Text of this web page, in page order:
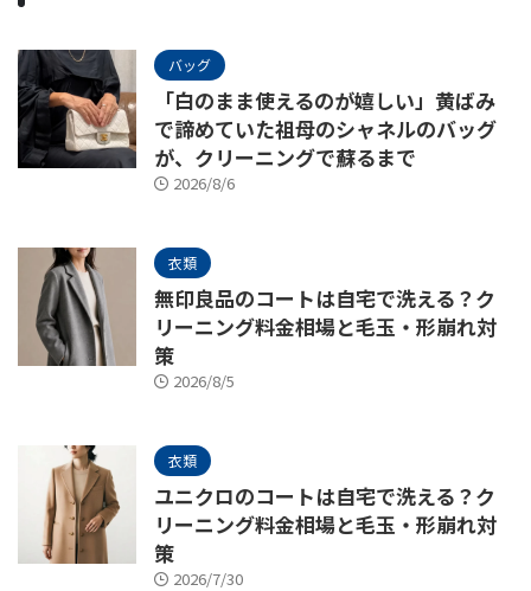
バッグ
「白のまま使えるのが嬉しい」黄ばみ
で諦めていた祖母のシャネルのバッグ
が、クリーニングで蘇るまで
2026/8/6
衣類
無印良品のコートは自宅で洗える？ク
リーニング料金相場と毛玉・形崩れ対
策
2026/8/5
衣類
ユニクロのコートは自宅で洗える？ク
リーニング料金相場と毛玉・形崩れ対
策
2026/7/30